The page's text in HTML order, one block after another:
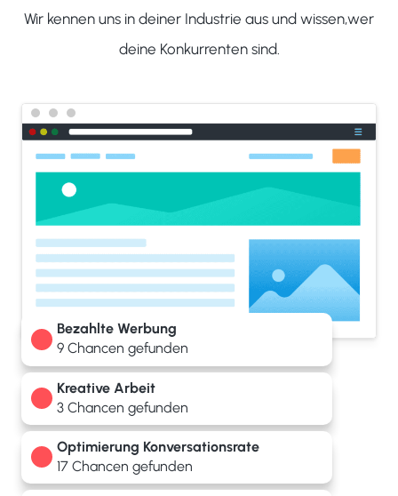
Wir kennen uns in deiner Industrie aus und wissen,wer
deine Konkurrenten sind.
Bezahlte Werbung
9 Chancen gefunden
Kreative Arbeit
3 Chancen gefunden
Optimierung Konversationsrate
17 Chancen gefunden